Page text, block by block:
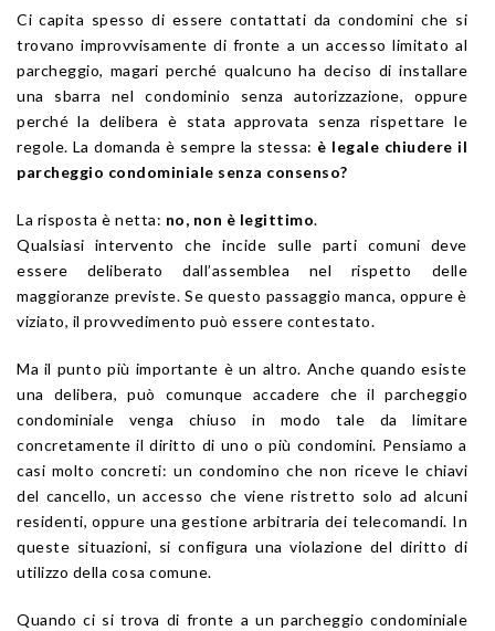
Ci capita spesso di essere contattati da condomini che si
trovano improvvisamente di fronte a un accesso limitato al
parcheggio, magari perché qualcuno ha deciso di installare
una sbarra nel condominio senza autorizzazione, oppure
perché la delibera è stata approvata senza rispettare le
regole. La domanda è sempre la stessa: è legale chiudere il
parcheggio condominiale senza consenso?
La risposta è netta: no, non è legittimo.
Qualsiasi intervento che incide sulle parti comuni deve
essere deliberato dall’assemblea nel rispetto delle
maggioranze previste. Se questo passaggio manca, oppure è
viziato, il provvedimento può essere contestato.
Ma il punto più importante è un altro. Anche quando esiste
una delibera, può comunque accadere che il parcheggio
condominiale venga chiuso in modo tale da limitare
concretamente il diritto di uno o più condomini. Pensiamo a
casi molto concreti: un condomino che non riceve le chiavi
del cancello, un accesso che viene ristretto solo ad alcuni
residenti, oppure una gestione arbitraria dei telecomandi. In
queste situazioni, si configura una violazione del diritto di
utilizzo della cosa comune.
Quando ci si trova di fronte a un parcheggio condominiale